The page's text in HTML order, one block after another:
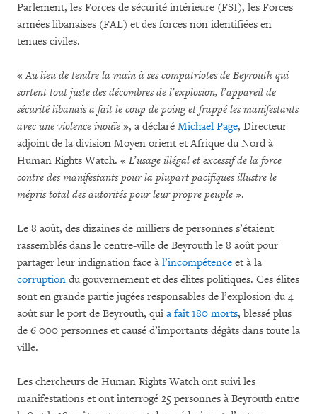
Parlement, les Forces de sécurité intérieure (FSI), les Forces
armées libanaises (FAL) et des forces non identifiées en
tenues civiles.
«Au lieu de tendre la main à ses compatriotes de Beyrouth qui
sortent tout juste des décombres de l’explosion, l’appareil de
sécurité libanais a fait le coup de poing et frappé les manifestants
avec une violence inouïe », a déclaré Michael Page, Directeur
adjoint de la division Moyen orient et Afrique du Nord à
Human Rights Watch. « L’usage illégal et excessif de la force
contre des manifestants pour la plupart pacifiques illustre le
mépris total des autorités pour leur propre peuple ».
Le 8 août, des dizaines de milliers de personnes s’étaient
rassemblés dans le centre-ville de Beyrouth le 8 août pour
partager leur indignation face à l’incompétence et à la
corruption du gouvernement et des élites politiques. Ces élites
sont en grande partie jugées responsables de l’explosion du 4
août sur le port de Beyrouth, qui a fait 180 morts, blessé plus
de 6 000 personnes et causé d’importants dégâts dans toute la
ville.
Les chercheurs de Human Rights Watch ont suivi les
manifestations et ont interrogé 25 personnes à Beyrouth entre